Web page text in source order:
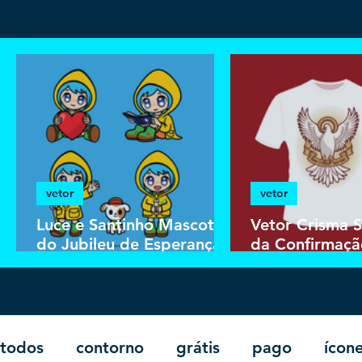
Luce e Santinho Mascotes
do Jubileu de Esperança
2025 | Download Vetor
vetor
Vetor Crisma
da
de Camisa
vetor
todos contorno grátis pago